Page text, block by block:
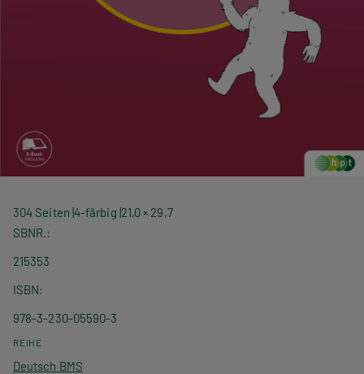
304 Seiten 4-färbig 21,0 × 29,7
SBNR.
215353
ISBN
978-3-230-05590-3
REIHE
Deutsch BMS